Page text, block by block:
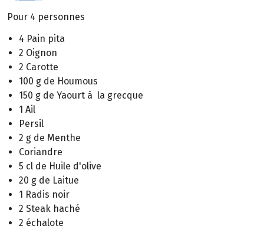
Pour 4 personnes
4 Pain pita
2 Oignon
2 Carotte
100 g de Houmous
150 g de Yaourt à la grecque
1 Ail
Persil
2 g de Menthe
Coriandre
5 cl de Huile d'olive
20 g de Laitue
1 Radis noir
2 Steak haché
2 échalote